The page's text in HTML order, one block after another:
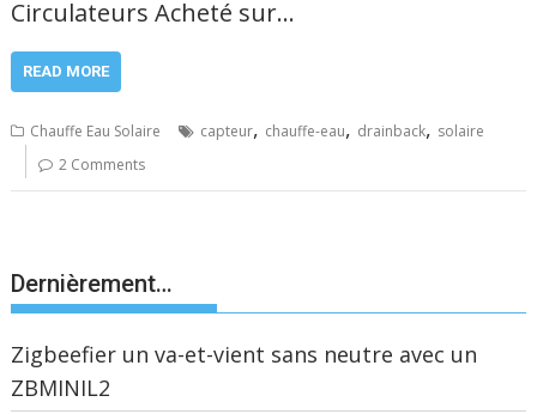
Circulateurs Acheté sur…
READ MORE
Chauffe Eau Solaire capteur, chauffe-eau, drainback, solaire
2 Comments
Dernièrement…
Zigbeefier un va-et-vient sans neutre avec un
ZBMINIL2